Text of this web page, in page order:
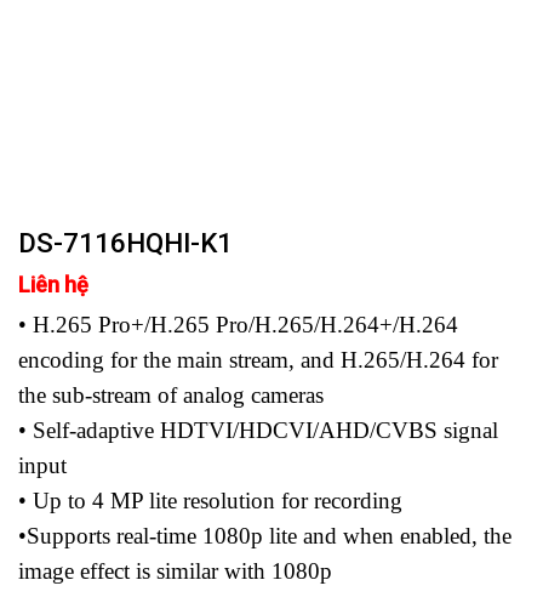
DS-7116HQHI-K1
Liên hệ
• H.265 Pro+/H.265 Pro/H.265/H.264+/H.264
encoding for the main stream, and H.265/H.264 for
the sub-stream of analog cameras
• Self-adaptive HDTVI/HDCVI/AHD/CVBS signal
input
• Up to 4 MP lite resolution for recording
•Supports real-time 1080p lite and when enabled, the
image effect is similar with 1080p